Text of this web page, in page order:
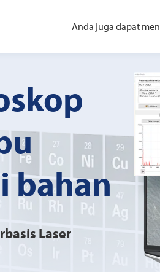
Anda juga dapat
bahan
Laser